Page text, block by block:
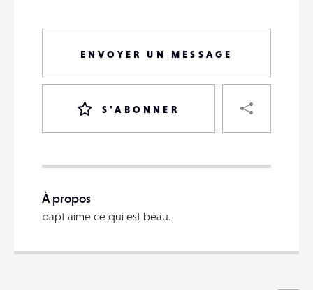
ENVOYER UN MESSAGE
S'ABONNER
EMAIL
À propos
bapt aime ce qui est beau.